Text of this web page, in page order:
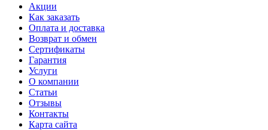
Акции
Как заказать
Оплата и доставка
Возврат и обмен
Сертификаты
Гарантия
Услуги
О компании
Статьи
Отзывы
Контакты
Карта сайта